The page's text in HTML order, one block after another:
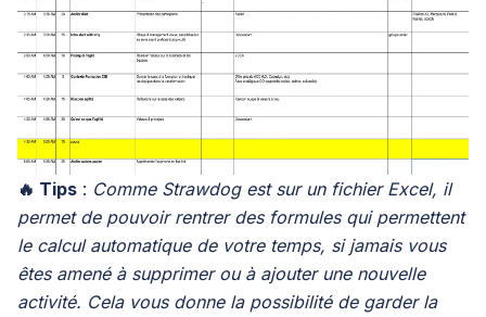
🔥 Tips : Comme Strawdog est sur un fichier Excel, il
permet de pouvoir rentrer des formules qui permettent
le calcul automatique de votre temps, si jamais vous
êtes amené à supprimer ou à ajouter une nouvelle
activité. Cela vous donne la possibilité de garder la